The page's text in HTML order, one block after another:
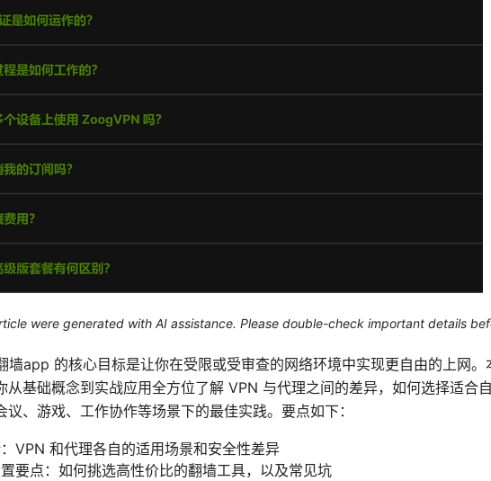
were generated with AI assistance. Please double-check important details
app 的核心目标是让你在受限或受审查的网络环境中实现更自由的上网。
从基础概念到实战应用全方位了解 VPN 与代理之间的差异，如何选择适合
议、游戏、工作协作等场景下的最佳实践。要点如下：
VPN 和代理各自的适用场景和安全性差异
要点：如何挑选高性价比的翻墙工具，以及常见坑